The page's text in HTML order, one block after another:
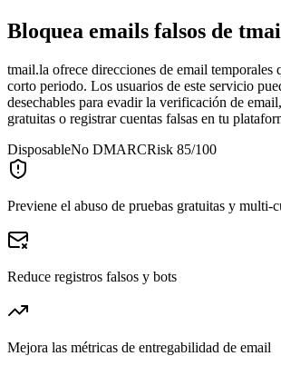
Bloquea emails falsos de
tmail.la ofrece direcciones de email temporales
corto periodo. Los usuarios de este servicio
desechables para evadir la verificación de
gratuitas o registrar cuentas falsas en tu
DisposableNo DMARCRisk 85/100
Previene el abuso de pruebas gratuitas y multi-
Reduce registros falsos y bots
Mejora las métricas de entregabilidad de email